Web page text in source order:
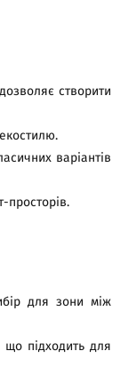
створити
варіантів
просторів.
для зони між
що підходить для